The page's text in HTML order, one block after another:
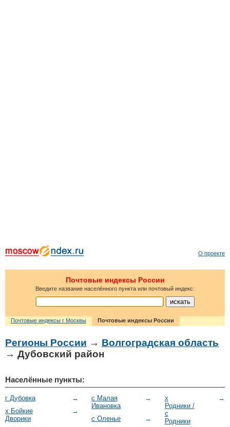
О проекте
Почтовые индексы России
Введите название населённого пункта или почтовый индекс:
Почтовые индексы г Москвы Почтовые индексы России
Регионы России → Волгоградская область
→ Дубовский район
Населённые пункты:
→
г Дубовка
→
х Бойкие
Дворики
→
с Малая
Ивановка
→
с Оленье
→
х
Родники /
с
Родники